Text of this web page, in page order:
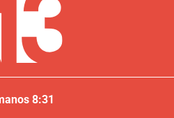
8:31